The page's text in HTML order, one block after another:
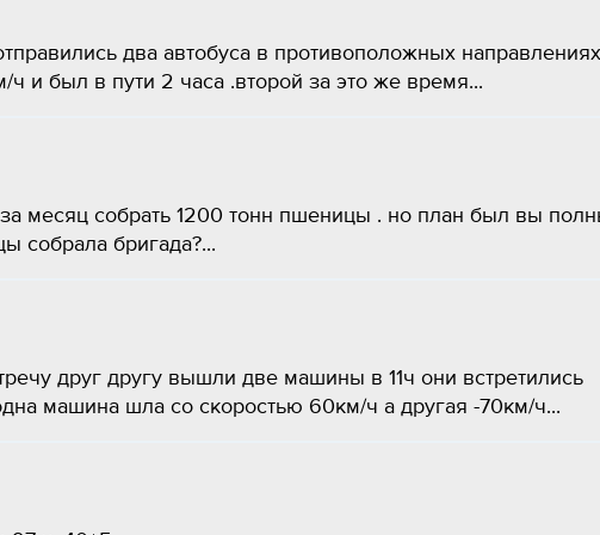
два автобуса в противоположных
и был в пути 2 часа .второй за это же время...
месяц собрать 1200 тонн пшеницы . но план был вы
собрала бригада?...
друг другу вышли две машины в 11ч они встретились
машина шла со скоростью 60км/ч а другая -70км/ч...